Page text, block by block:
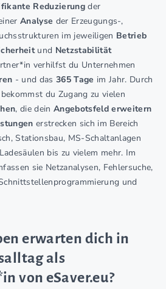
Reduzierung der
Analyse der Erzeugungs-,
im jeweiligen Betrieb
und Netzstabilität
verhilfst du Unternehmen
- und das365 Tage im Jahr. Durch
du Zugang zu vielen
, die deinAngebotsfeld erweitern
erstrecken sich im Bereich
Stationsbau, MS-Schaltanlagen
bis zu vielem mehr. Im
sie Netzanalysen, Fehlersuche,
und
erwarten dich in
als
von eSaver.eu?